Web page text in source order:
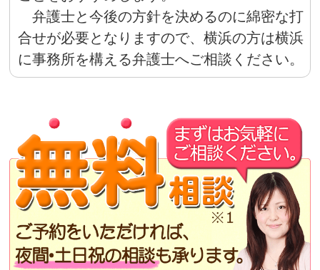
弁護士と今後の方針を決めるのに綿密な打
合せが必要となりますので、横浜の方は横浜
に事務所を構える弁護士へご相談ください。